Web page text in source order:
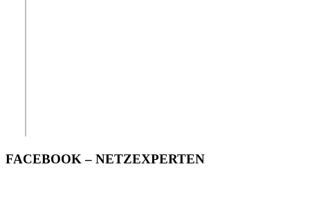
FACEBOOK – NETZEXPERTEN